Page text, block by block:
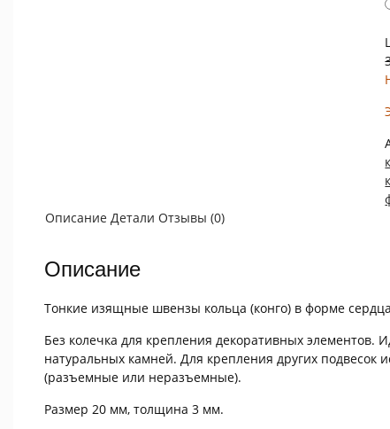
Описание Детали Отзывы (0)
Описание
Тонкие изящные швензы кольца (конго) в форме
Без колечка для крепления декоративных элементов.
натуральных камней. Для крепления других подвесок
(разъемные или неразъемные).
Размер 20 мм, толщина 3 мм.